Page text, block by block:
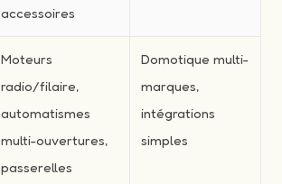
accessoires
Moteurs
radio/filaire,
automatismes
multi-ouvertures,
passerelles
Domotique multi-
marques,
intégrations
simples